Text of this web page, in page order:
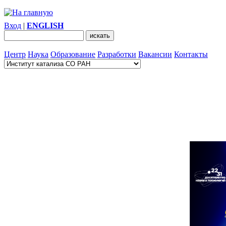
Вход | ENGLISH
Центр Наука Образование Разработки Вакансии Контакты